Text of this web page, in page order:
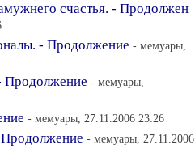
счастья. - Продолжен
- Продолжение - мемуары,
Продолжение - мемуары,
- мемуары, 27.11.2006 23:26
Продолжение - мемуары, 27.11.2006